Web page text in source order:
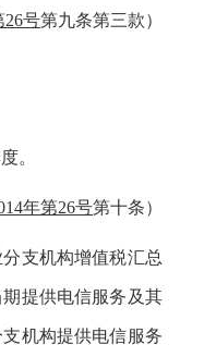
26号第九条第三款）
。
年第26号第十条）
支机构增值税汇总
提供电信服务及其
机构提供电信服务